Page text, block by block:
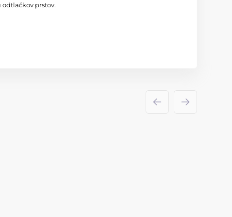
odtlačkov prstov.